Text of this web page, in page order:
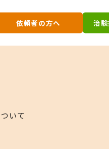
依頼者の方へ 治
いて